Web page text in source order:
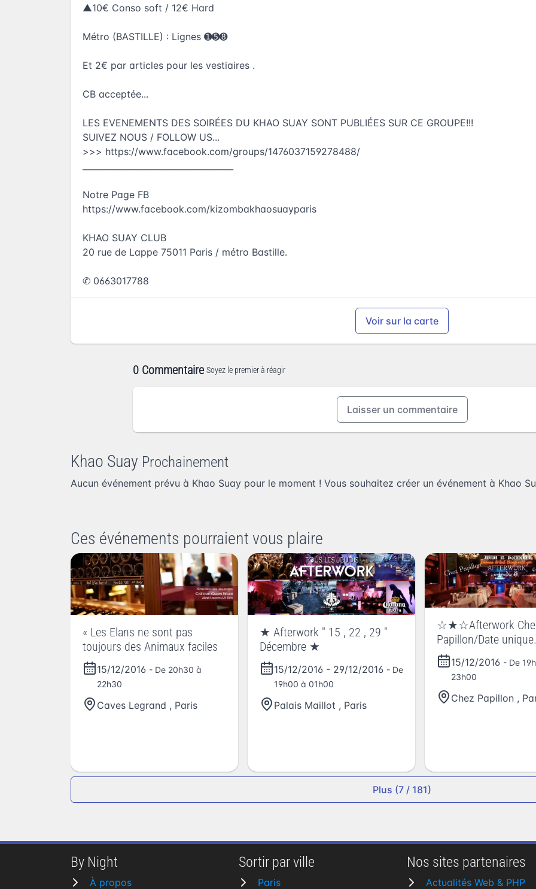
▲10€ Conso soft / 12€ Hard
Métro (BASTILLE) : Lignes ➊➎➑
Et 2€ par articles pour les vestiaires .
CB acceptée...
LES EVENEMENTS DES SOIRÉES DU KHAO SUAY SONT PUBLIÉES SUR CE GROUPE!!!
SUIVEZ NOUS / FOLLOW US...
>>> https://www.facebook.com/groups/1476037159278488/
Notre Page FB
https://www.facebook.com/kizombakhaosuayparis
KHAO SUAY CLUB
20 rue de Lappe 75011 Paris / métro Bastille.
✆ 0663017788
Voir sur la carte
0 Commentaire Soyez le premier à réagir
Laisser un commentaire
Khao Suay Prochainement
Aucun événement prévu à Khao Suay pour le moment ! Vous souhaitez créer un événement à Khao
Ces événements pourraient vous plaire
« Les Elans ne sont pas
toujours des Animaux faciles
15/12/2016 - De 20h30 à
22h30
Caves Legrand , Paris
★ Afterwork " 15 , 22 , 29 "
Décembre ★
15/12/2016 - 29/12/2016 - De
19h00 à 01h00
Palais Maillot , Paris
☆★☆Afterwork
Papillon/Date unique
☆★☆Carré VIP
15/12/2016 - De
23h00
Chez Papillon ,
Plus (7 / 181)
By Night
À propos
Sortir par ville
Paris
Nos sites partenaires
Actualités Web & PHP